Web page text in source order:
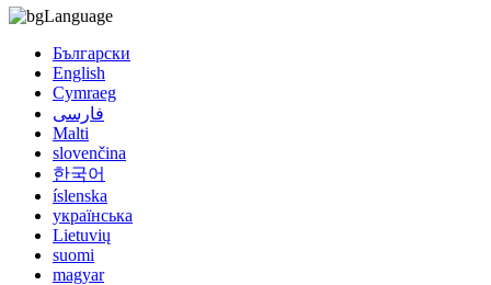
Language
Български
English
Cymraeg
فارسی
Malti
slovenčina
한국어
íslenska
українська
Lietuvių
suomi
magyar